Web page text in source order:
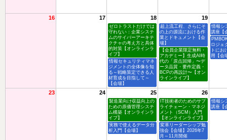
16 17 18 19
23 24 25 26
情報シ
講座【
ゼロトラストだけでは
守れない：企業システ
ムのサイバーアーキテ
クチャの考え方と具体
的対策【オンラインラ
イブ】
超上流工程、さらにそ
の上の源流における作
業とドキュメント【会
場】
情報セキュリティマネ
ジメントの全体像を知
る～戦略策定できる人
材育成を目指して～
【会場】
【会員企業限定無料・
アカデミー】生成AI時
代の「原点回帰」〜デ
ータ品質・要件定義・
BCPの再設計〜【オン
ラインライブ】
ロジェ
トにお
用【会
情報シ
講座【
製造業向け収益向上の
ための原価管理システ
ム構築【オンラインラ
イブ】
IT技術者のためのサプ
ライチェーン・マネジ
メント（SCM）入門
【オンラインライブ】
実務で使えるデータ分
析入門【会場】
変革リーダーシップ勉
強会【会場】2026年7
月～11月開催